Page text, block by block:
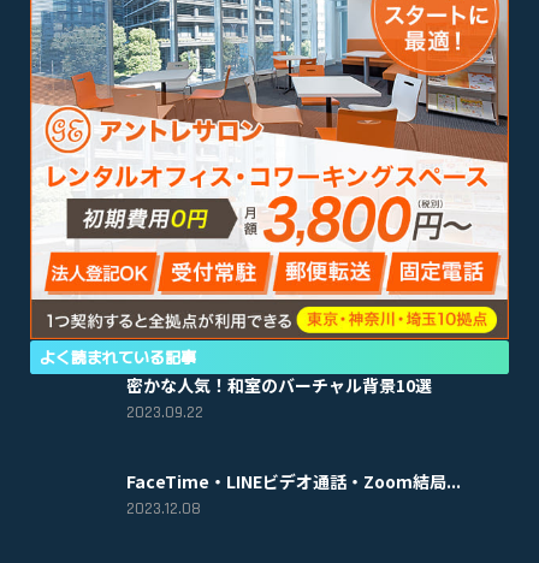
よく読まれている記事
密かな人気！和室のバーチャル背景10選
2023.09.22
FaceTime・LINEビデオ通話・Zoom結局...
2023.12.08